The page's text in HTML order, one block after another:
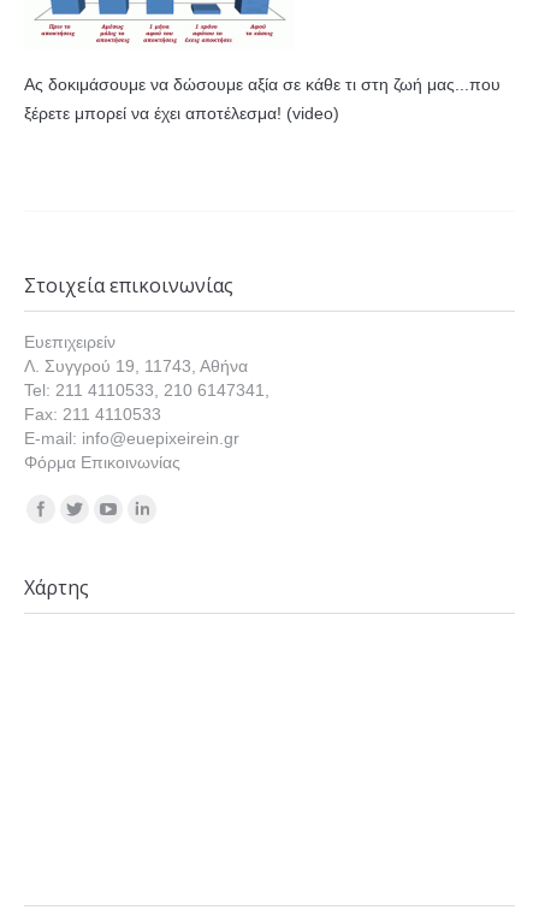
Ας δοκιμάσουμε να δώσουμε αξία σε κάθε τι στη ζωή μας...που
ξέρετε μπορεί να έχει αποτέλεσμα! (video)
Στοιχεία επικοινωνίας
Ευεπιχειρείν
Λ. Συγγρού 19, 11743, Αθήνα
Tel: 211 4110533, 210 6147341,
Fax: 211 4110533
E-mail: info@euepixeirein.gr
Φόρμα Επικοινωνίας
Find us on:
Χάρτης